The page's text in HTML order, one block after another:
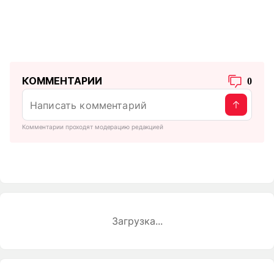
КОММЕНТАРИИ 0
Комментарии проходят модерацию редакцией
Загрузка...